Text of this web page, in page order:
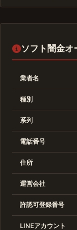
ソフト闇金オ
業者名
種別
系列
電話番号
住所
運営会社
許認可登録番号
LINEアカウント